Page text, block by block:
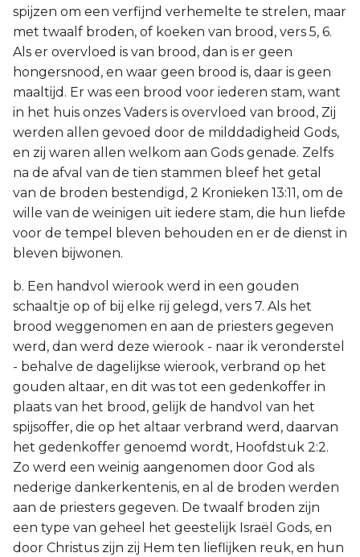
spijzen om een verfijnd verhemelte te strelen, maar
met twaalf broden, of koeken van brood, vers 5, 6.
Als er overvloed is van brood, dan is er geen
hongersnood, en waar geen brood is, daar is geen
maaltijd. Er was een brood voor iederen stam, want
in het huis onzes Vaders is overvloed van brood, Zij
werden allen gevoed door de milddadigheid Gods,
en zij waren allen welkom aan Gods genade. Zelfs
na de afval van de tien stammen bleef het getal
van de broden bestendigd, 2 Kronieken 13:11, om de
wille van de weinigen uit iedere stam, die hun liefde
voor de tempel bleven behouden en er de dienst in
bleven bijwonen.
b. Een handvol wierook werd in een gouden
schaaltje op of bij elke rij gelegd, vers 7. Als het
brood weggenomen en aan de priesters gegeven
werd, dan werd deze wierook - naar ik veronderstel
- behalve de dagelijkse wierook, verbrand op het
gouden altaar, en dit was tot een gedenkoffer in
plaats van het brood, gelijk de handvol van het
spijsoffer, die op het altaar verbrand werd, daarvan
het gedenkoffer genoemd wordt, Hoofdstuk 2:2.
Zo werd een weinig aangenomen door God als
nederige dankerkentenis, en al de broden werden
aan de priesters gegeven. De twaalf broden zijn
een type van geheel het geestelijk Israël Gods, en
door Christus zijn zij Hem ten lieflijken reuk, en hun